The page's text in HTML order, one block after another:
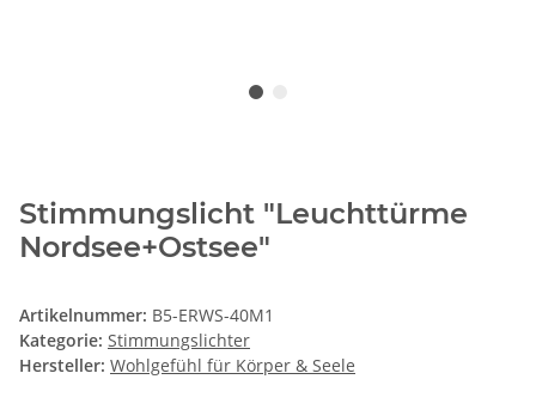
Stimmungslicht "Leuchttürme
Nordsee+Ostsee"
Artikelnummer: B5-ERWS-40M1
Kategorie: Stimmungslichter
Hersteller: Wohlgefühl für Körper & Seele